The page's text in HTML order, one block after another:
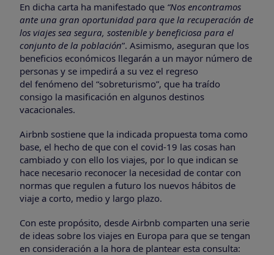
En dicha carta ha manifestado que “Nos encontramos
ante una gran oportunidad para que la recuperación de
los viajes sea segura, sostenible y beneficiosa para el
conjunto de la población”. Asimismo, aseguran que los
beneficios económicos llegarán a un mayor número de
personas y se impedirá a su vez el regreso
del fenómeno del “sobreturismo”, que ha traído
consigo la masificación en algunos destinos
vacacionales.
Airbnb sostiene que la indicada propuesta toma como
base, el hecho de que con el covid-19 las cosas han
cambiado y con ello los viajes, por lo que indican se
hace necesario reconocer la necesidad de contar con
normas que regulen a futuro los nuevos hábitos de
viaje a corto, medio y largo plazo.
Con este propósito, desde Airbnb comparten una serie
de ideas sobre los viajes en Europa para que se tengan
en consideración a la hora de plantear esta consulta: